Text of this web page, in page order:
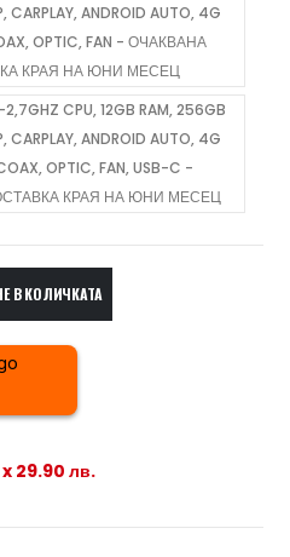
CARPLAY, ANDROID AUTO, 4G
OPTIC, FAN - ОЧАКВАНА
КРАЯ НА ЮНИ МЕСЕЦ
CPU, 12GB RAM, 256GB
CARPLAY, ANDROID AUTO, 4G
OPTIC, FAN, USB-C -
КРАЯ НА ЮНИ МЕСЕЦ
В КОЛИЧКАТА
x 29.90 лв.